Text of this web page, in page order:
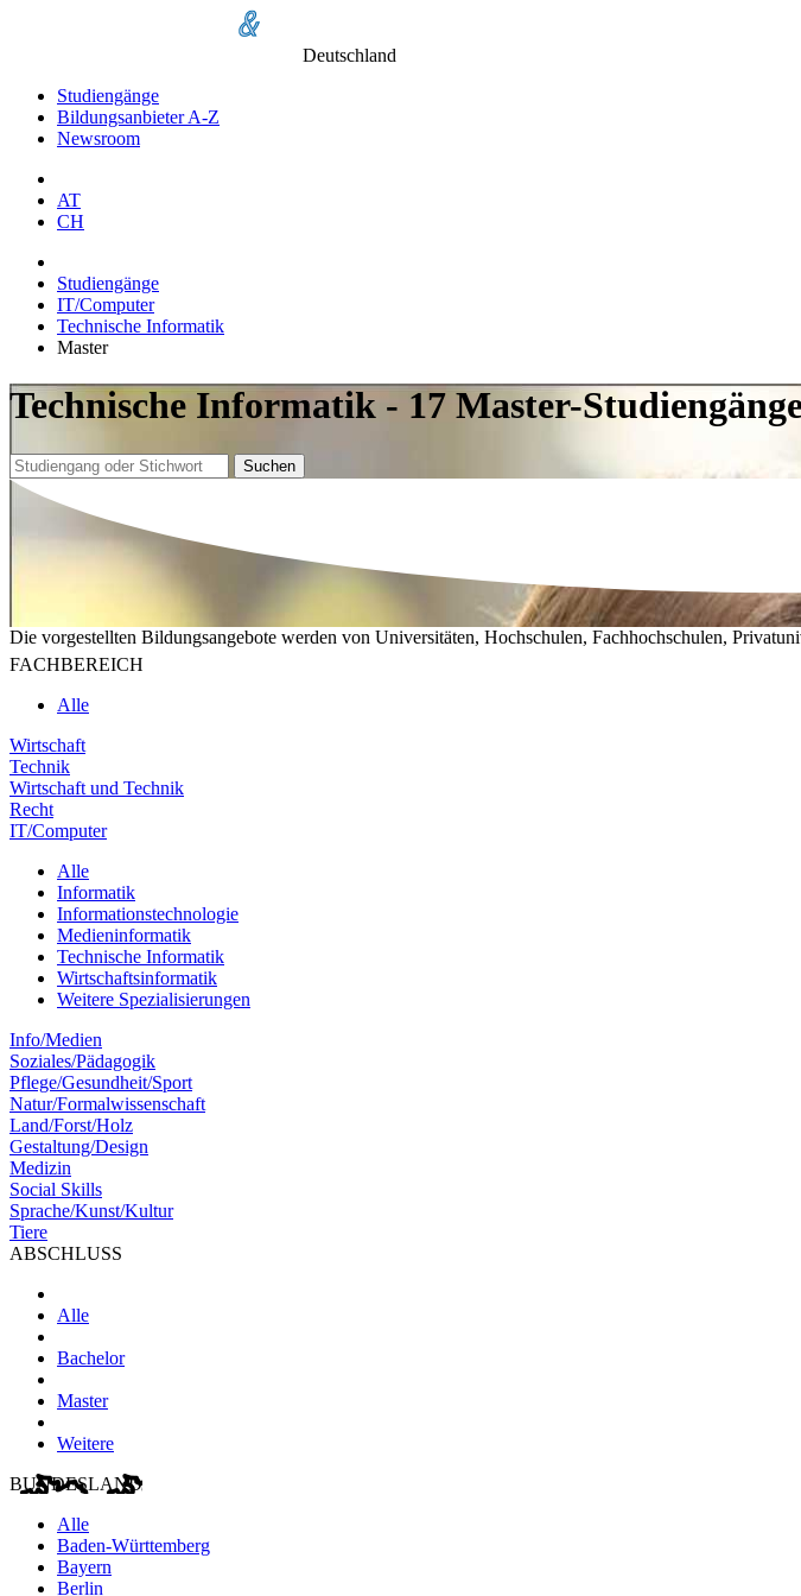
Deutschland
Studiengänge
Bildungsanbieter A-Z
Newsroom
AT
CH
Studiengänge
IT/Computer
Technische Informatik
Master
Technische Informatik - 17 Master-
Suchen
Die vorgestellten Bildungsangebote werden von Universitäten, Hochschulen, Fachhochschulen,
FACHBEREICH
Alle
Wirtschaft
Technik
Wirtschaft und Technik
Recht
IT/Computer
Alle
Informatik
Informationstechnologie
Medieninformatik
Technische Informatik
Wirtschaftsinformatik
Weitere Spezialisierungen
Info/Medien
Soziales/Pädagogik
Pflege/Gesundheit/Sport
Natur/Formalwissenschaft
Land/Forst/Holz
Gestaltung/Design
Medizin
Social Skills
Sprache/Kunst/Kultur
Tiere
ABSCHLUSS
Alle
Bachelor
Master
Weitere
BUNDESLAND
Alle
Baden-Württemberg
Bayern
Berlin